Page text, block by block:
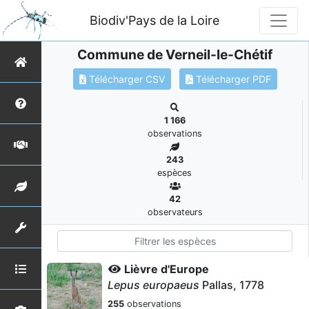
Biodiv'Pays de la Loire
Commune de Verneil-le-Chétif
Télécharger CSV Télécharger PDF
1 166
observations
243
espèces
42
observateurs
Lièvre d'Europe
Lepus europaeus Pallas, 1778
255 observations